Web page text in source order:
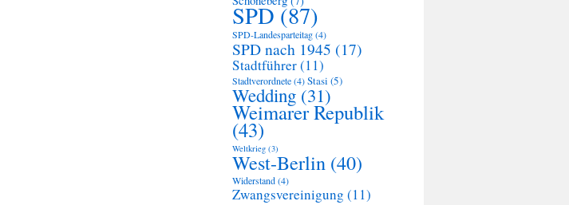
SPD(87)
SPD-Landesparteitag(4)
SPD nach 1945 (17)
Stadtführer(11)
Stadtverordnete(4)Stasi (5)
Wedding (31)
Weimarer Republik
(43)
Weltkrieg (3)
West-Berlin (40)
Widerstand(4)
Zwangsvereinigung (11)